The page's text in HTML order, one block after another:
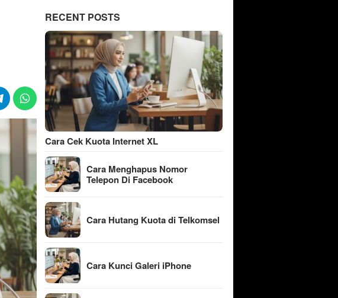
RECENT POSTS
Cara Cek Kuota Internet XL
Cara Menghapus Nomor
Telepon Di Facebook
Cara Hutang Kuota di Telkomsel
Cara Kunci Galeri iPhone